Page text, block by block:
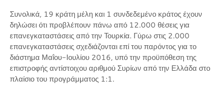
Συνολικά, 19 κράτη μέλη και 1 συνδεδεμένο κράτος έχουν
δηλώσει ότι προβλέπουν πάνω από 12.000 θέσεις για
επανεγκαταστάσεις από την Τουρκία. Γύρω στις 2.000
επανεγκαταστάσεις σχεδιάζονται επί του παρόντος για το
διάστημα Μαΐου-Ιουλίου 2016, υπό την προϋπόθεση της
επιστροφής αντίστοιχου αριθμού Συρίων από την Ελλάδα στο
πλαίσιο του προγράμματος 1:1.